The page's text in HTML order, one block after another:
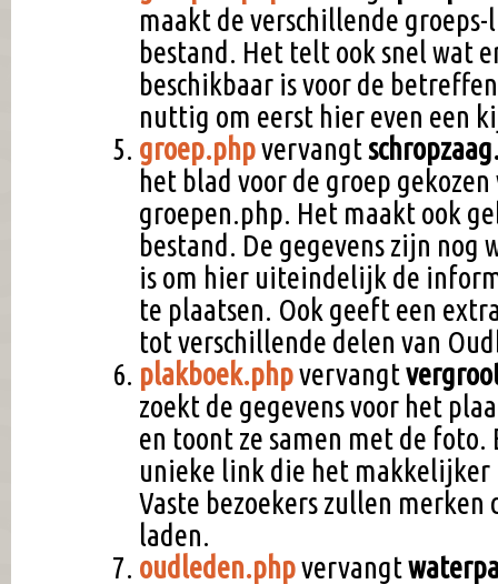
maakt de verschillende
bestand. Het telt ook snel wat
beschikbaar is voor de
nuttig om eerst hier even een
groep.phpvervangt
het blad voor de groep
groepen.php. Het maakt ook
bestand. De gegevens zijn nog
is om hier uiteindelijk de
te plaatsen. Ook geeft een
tot verschillende delen van
plakboek.phpvervangt
zoekt de gegevens voor het
en toont ze samen met de
unieke link die het
Vaste bezoekers zullen
laden.
oudleden.phpvervangt